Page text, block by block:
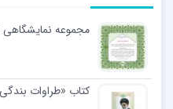
مجموعه نمایشگاهی
کتاب «طراوات